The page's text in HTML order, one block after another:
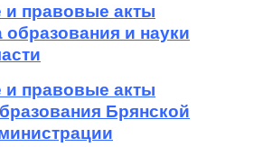
правовые акты
образования и науки
правовые акты
Брянской